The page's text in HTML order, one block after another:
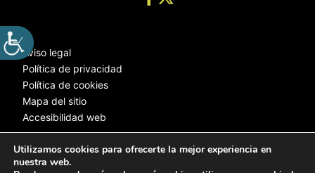
Aviso legal
Política de privacidad
Política de cookies
Mapa del sitio
Accesibilidad web
Utilizamos cookies para ofrecerte la mejor experiencia en
nuestra web.